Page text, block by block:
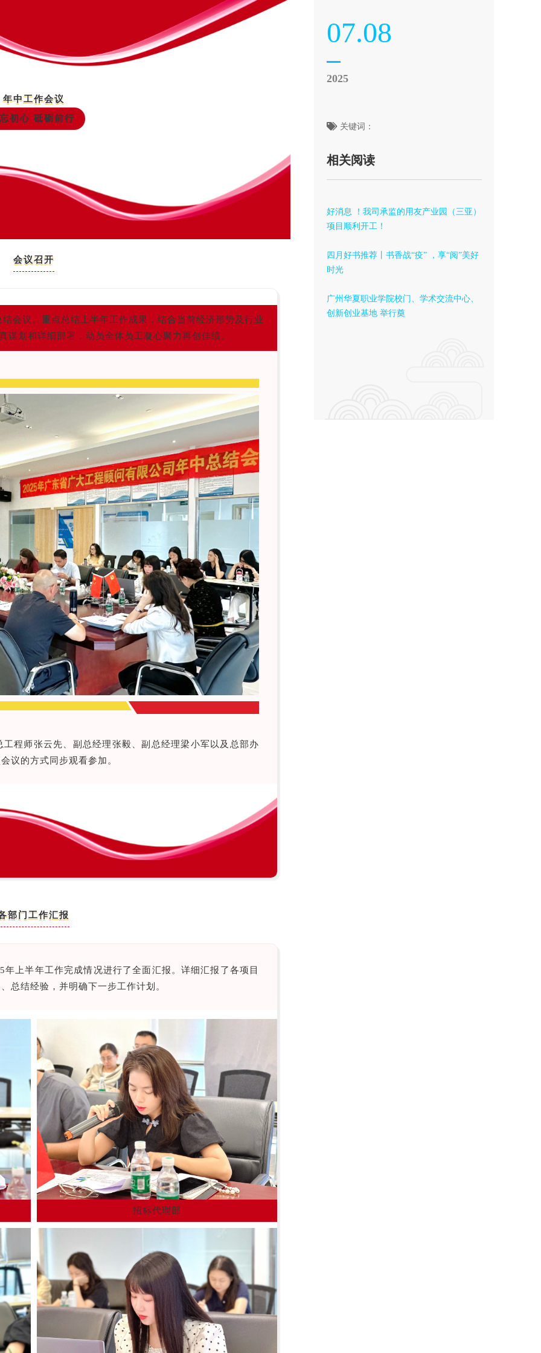
年中工作会议
初心 砥砺前行
01
会议召开
会议。重点总结上半年工作成果，结合当前经济形势及行业
划和详细部署，动员全体员工凝心聚力再创佳绩。
程师张云先、副总经理张毅、副总经理梁小军以及总部办
议的方式同步观看参加。
02
部门工作汇报
上半年工作完成情况进行了全面汇报。详细汇报了各项目
总结经验，并明确下一步工作计划。
招标代理部
07.08
2025
关键词：
相关阅读
好消息 ！我司承监的用友产业园（三亚）
项目顺利开工！
四月好书推荐丨书香战“疫” ，享“阅”美好
时光
广州华夏职业学院校门、学术交流中心、
创新创业基地 举行奠